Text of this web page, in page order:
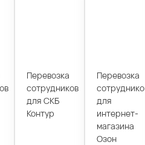
Перевозка
сотрудников
для СКБ
Контур
Перевозка
для
интернет-
магазина
Озон